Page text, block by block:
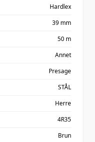
Hardlex
39 mm
50 m
Annet
Presage
STÅL
Herre
4R35
Brun